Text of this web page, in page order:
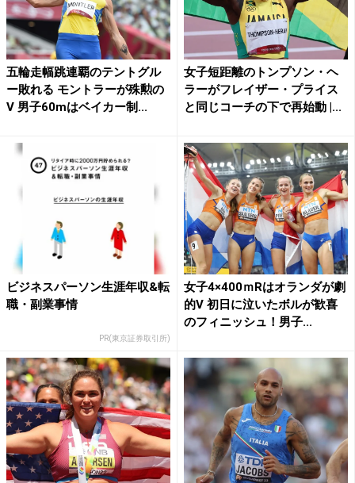
五輪走幅跳連覇のテントグル
ー敗れる モントラーが殊勲の
V 男子60mはベイカー制...
女子短距離のトンプソン・ヘ
ラーがフレイザー・プライス
と同じコーチの下で再始動 |...
ビジネスパーソン生涯年収&転
職・副業事情
PR(東京証券取引所)
女子4×400ｍRはオランダが劇
的V 初日に泣いたボルが歓喜
のフィニッシュ！男子...